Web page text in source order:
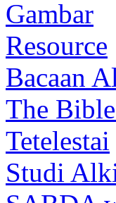
Gambar
Resource
Bacaan
The
Tetelestai
Studi